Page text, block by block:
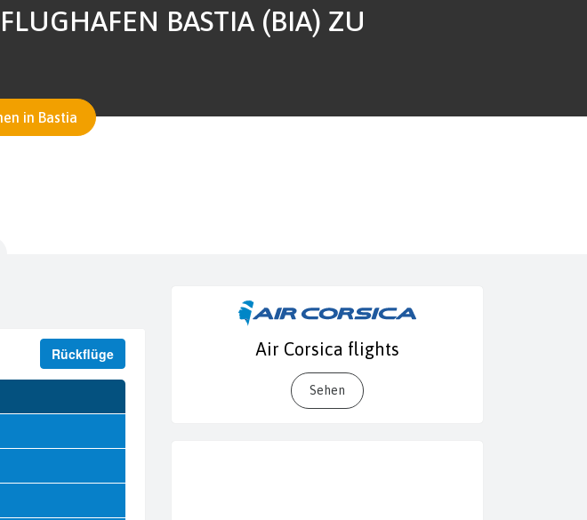
BASTIA (BIA) ZU
in Bastia
Air Corsica flights
Sehen